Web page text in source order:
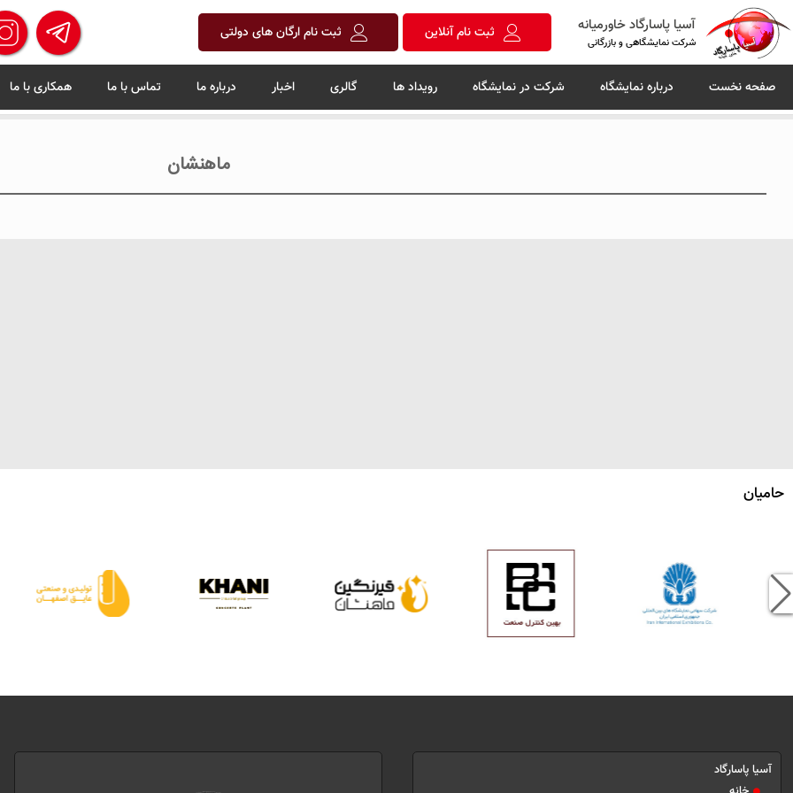
آسیا پاسارگاد خاورمیانه
شرکت نمایشگاهی و بازرگانی ثبت نام آنلاین ثبت نام ارگان های دولتی
صفحه نخست درباره نمایشگاه شرکت در نمایشگاه رویداد ها گالری اخبار درباره ما تماس با ما همکاری با ما
ماهنشان
حامیان
آسیا پاسارگاد